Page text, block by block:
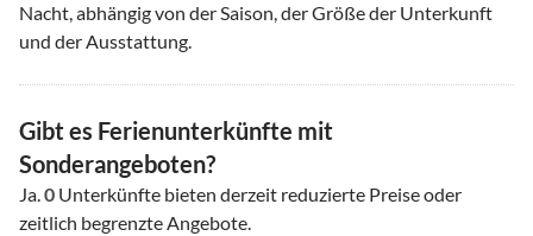
Nacht, abhängig von der Saison, der Größe der Unterkunft
und der Ausstattung.
Gibt es Ferienunterkünfte mit
Sonderangeboten?
Ja.0 Unterkünfte bieten derzeit reduzierte Preise oder
zeitlich begrenzte Angebote.